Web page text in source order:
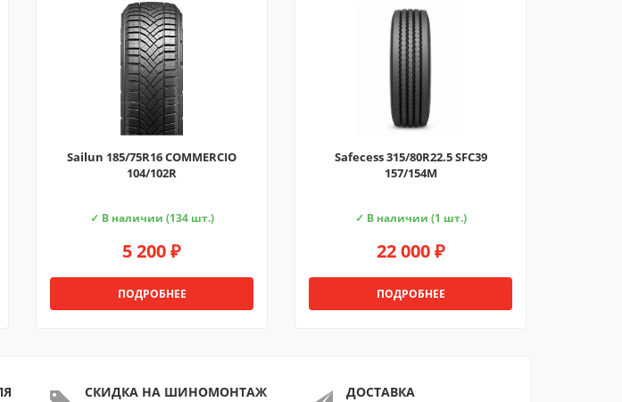
Sailun 185/75R16 COMMERCIO
104/102R
✓ В наличии (134 шт.)
5 200 ₽
ПОДРОБНЕЕ
Safecess 315/80R22.5 SFC39
157/154M
✓ В наличии (1 шт.)
22 000 ₽
ПОДРОБНЕЕ
СКИДКА НА ШИНОМОНТАЖ ДОСТАВКА